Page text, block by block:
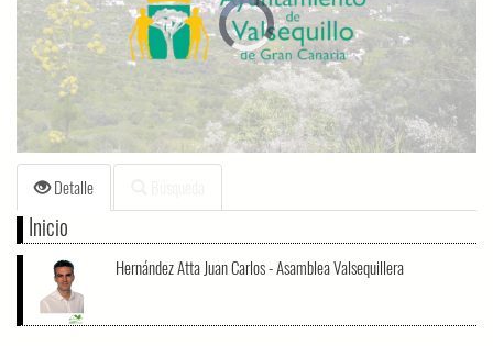
Video
Player
is
loading.
Detalle
Inicio
Hernández Atta Juan Carlos - Asamblea Valsequillera